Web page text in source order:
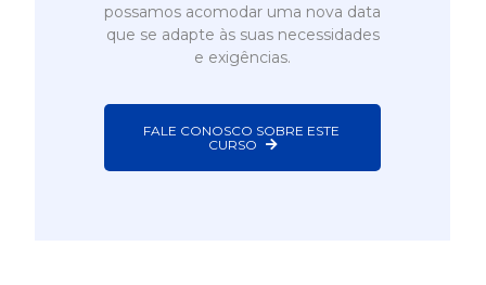
possamos acomodar uma nova data
que se adapte às suas necessidades
e exigências.
FALE CONOSCO SOBRE ESTE
CURSO